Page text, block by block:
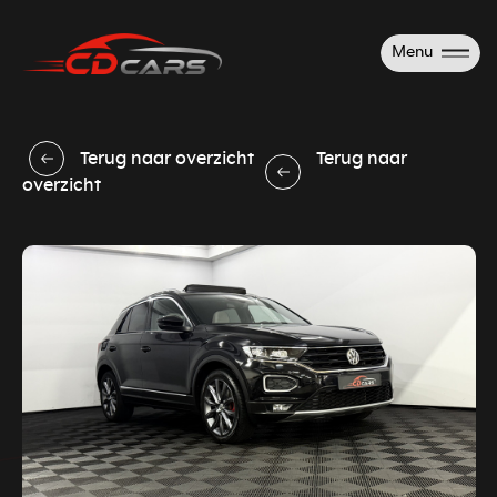
Menu
Terug naar overzicht
Terug naar
overzicht